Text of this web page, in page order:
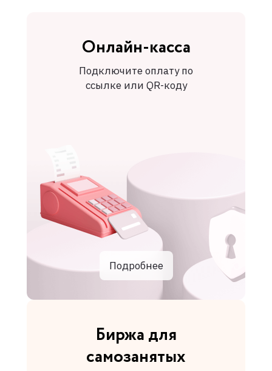
Онлайн-касса
Подключите оплату по
ссылке или QR-коду
Подробнее
Биржа для
самозанятых